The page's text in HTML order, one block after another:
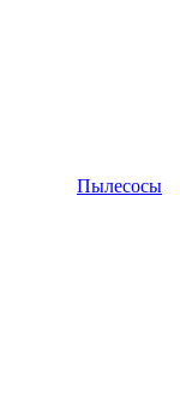
Пылесосы